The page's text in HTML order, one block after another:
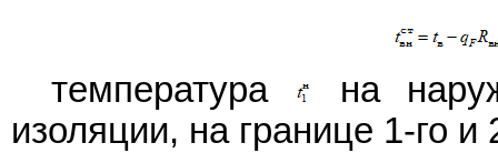
температура
на
изоляции, на границе 1-го и